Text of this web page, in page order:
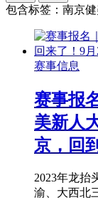
包含标签：南京
赛事信息
赛事报
美新人
京，回
2023年龙抬
渝、大西北